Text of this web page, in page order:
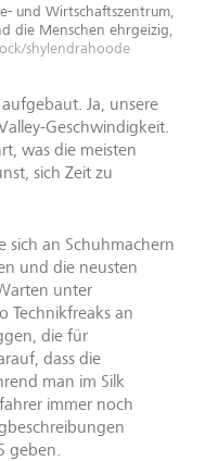
und Wirtschaftszentrum,
die Menschen ehrgeizig,
shylendrahoode
Ja, unsere
Geschwindigkeit.
was die meisten
sich Zeit zu
sich an Schuhmachern
und die neusten
unter
Technikfreaks an
die für
dass die
man im Silk
immer noch
geben.